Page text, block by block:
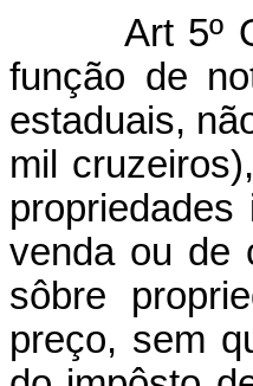
Art 5º
função de
estaduais,
mil
venda ou de
sôbre
preço, sem